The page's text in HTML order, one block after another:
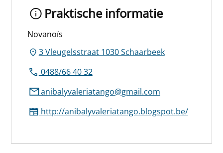
Praktische informatie
Novanoïs
3 Vleugelsstraat 1030 Schaarbeek
0488/66 40 32
anibalyvaleriatango@gmail.com
http://anibalyvaleriatango.blogspot.be/